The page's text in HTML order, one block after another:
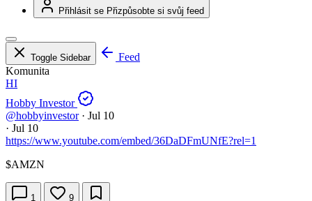
Přihlásit se Přizpůsobte si svůj feed
Toggle Sidebar
Feed
Komunita
HI
Hobby Investor
@hobbyinvestor · Jul 10
· Jul 10
https://www.youtube.com/embed/36DaDFmUNfE?rel=1
$AMZN
1 9